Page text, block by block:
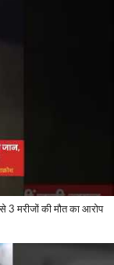
3 मरीजों की मौत का आरोप